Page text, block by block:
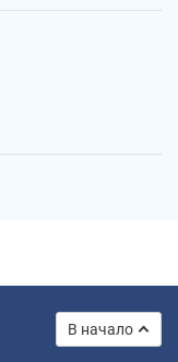
В начало